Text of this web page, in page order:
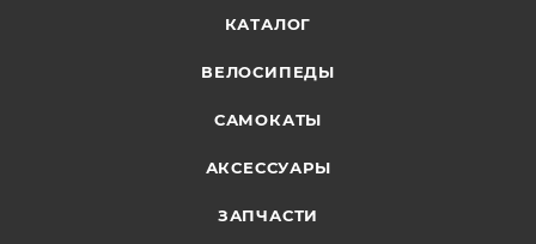
КАТАЛОГ
ВЕЛОСИПЕДЫ
САМОКАТЫ
АКСЕССУАРЫ
ЗАПЧАСТИ